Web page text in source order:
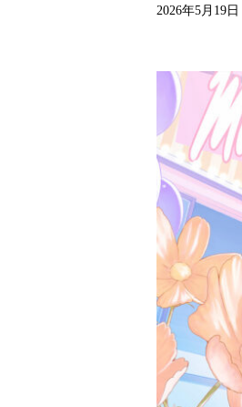
2026年5月19日